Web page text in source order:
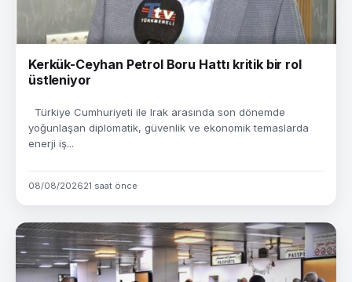
Kerkük-Ceyhan Petrol Boru Hattı kritik bir rol
üstleniyor
Türkiye Cumhuriyeti ile Irak arasında son dönemde
yoğunlaşan diplomatik, güvenlik ve ekonomik temaslarda
enerji iş...
08/08/202621 saat önce